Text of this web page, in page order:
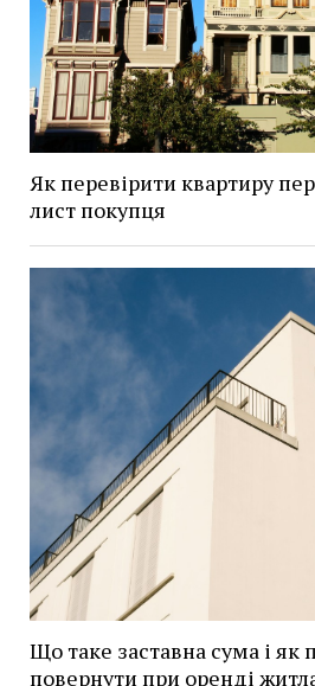
Як перевірити квартиру
лист покупця
Що таке заставна сума і як
повернути при оренді